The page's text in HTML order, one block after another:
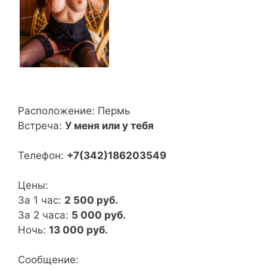
Расположение: Пермь
Встреча: У меня или у тебя
Телефон: +7(342)186203549
Цены:
За 1 час: 2 500 руб.
За 2 часа: 5 000 руб.
Ночь: 13 000 руб.
Сообщение: